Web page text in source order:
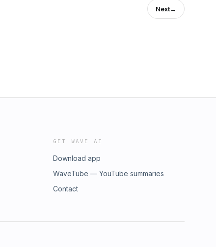
Next→
GET WAVE AI
Download app
WaveTube — YouTube summaries
Contact